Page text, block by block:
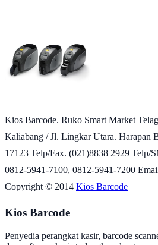
Kios Barcode. Ruko Smart Market
Kaliabang / Jl. Lingkar Utara. Harapan
17123 Telp/Fax. (021)8838 2929 Telp/
0812-5941-7100, 0812-5941-7200
Copyright © 2014 Kios Barcode
Kios Barcode
Penyedia perangkat kasir, barcode